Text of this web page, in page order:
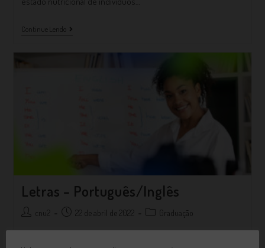
Continue Lendo
Letras – Português/Inglês
cnu2 22 de abril de 2022 Graduação